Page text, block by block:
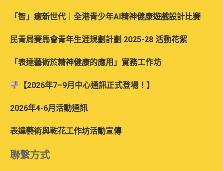
「智」癒新世代｜全港青少年AI精神健康遊戲設計比賽
民青局賽馬會青年生涯規劃計劃 2025-28 活動花絮
「表達藝術於精神健康的應用」實務工作坊
【2026年7–9月中心通訊正式登場！】
2026年4-6月活動通訊
表達藝術與乾花工作坊活動宣傳
聯繫方式